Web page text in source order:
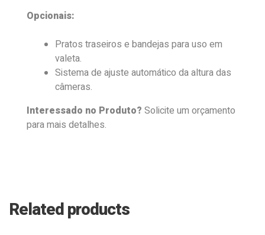
Opcionais:
Pratos traseiros e bandejas para uso em
valeta.
Sistema de ajuste automático da altura das
câmeras.
Interessado no Produto? Solicite um orçamento
para mais detalhes.
Related products